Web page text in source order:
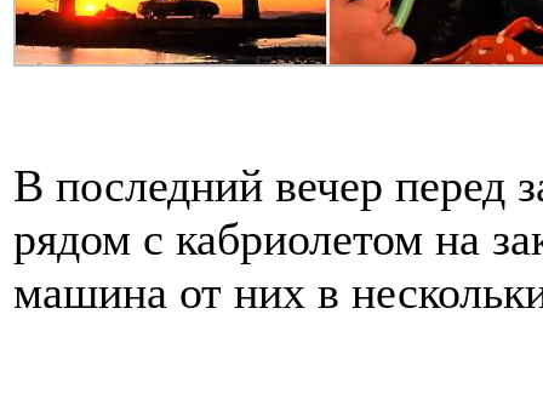
В последний вечер перед
рядом с кабриолетом на
машина от них в